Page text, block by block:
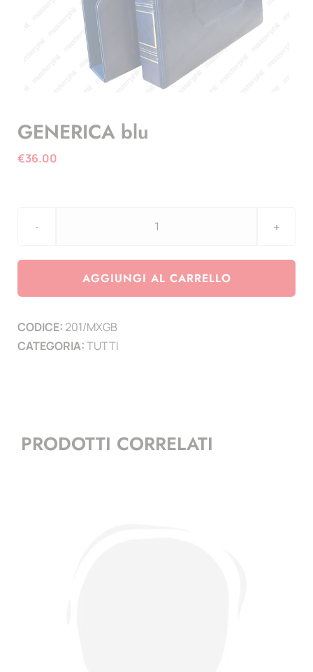
GENERICA blu
€36.00
GENERICA
quantità
AGGIUNGI AL CARRELLO
CODICE: 201/MXGB
CATEGORIA:TUTTI
PRODOTTI CORRELATI